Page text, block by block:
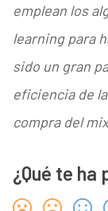
emplean los
learning para
sido un gran
eficiencia de
compra del
¿Qué te